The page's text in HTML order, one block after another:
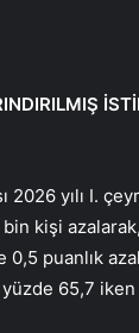
2026 yılı I.
kişi
0,5 puanlık
65,7 iken